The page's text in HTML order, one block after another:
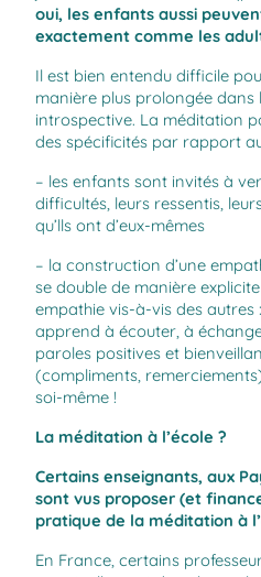
oui, les enfants aussi
exactement comme les
Il est bien entendu difficile
manière plus prolongée dans
introspective. La méditation
des spécificités par rapport
– les enfants sont invités à
difficultés, leurs ressentis,
qu’lls ont d’eux-mêmes
– la construction d’une
se double de manière
empathie vis-à-vis des autres
apprend à écouter, à
paroles positives et
(compliments,
soi-même !
La méditation à l’école ?
Certains enseignants, aux
sont vus proposer (et
pratique de la méditation à
En France, certains